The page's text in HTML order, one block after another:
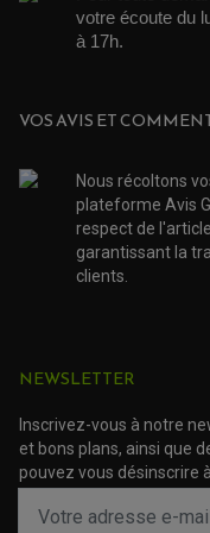
ROULEMENT
ROULEMENT DE
KIT CHAÎNE MOTO
ACCESSOIRE
ACCESSOIRE
votre écoute du
à 17h.
VOS AVIS ET
Nous récoltons
plateforme Avis
respect de
garantissant la
clients.
NEWSLETTER
Inscrivez-vous à notre
et bons plans, ainsi que
pouvez vous désinscrire